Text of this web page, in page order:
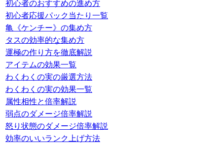
初心者のおすすめの進め方
初心者応援パック当たり一覧
亀《ケンチー》の集め方
タスの効率的な集め方
運極の作り方を徹底解説
アイテムの効果一覧
わくわくの実の厳選方法
わくわくの実の効果一覧
属性相性と倍率解説
弱点のダメージ倍率解説
怒り状態のダメージ倍率解説
効率のいいランク上げ方法